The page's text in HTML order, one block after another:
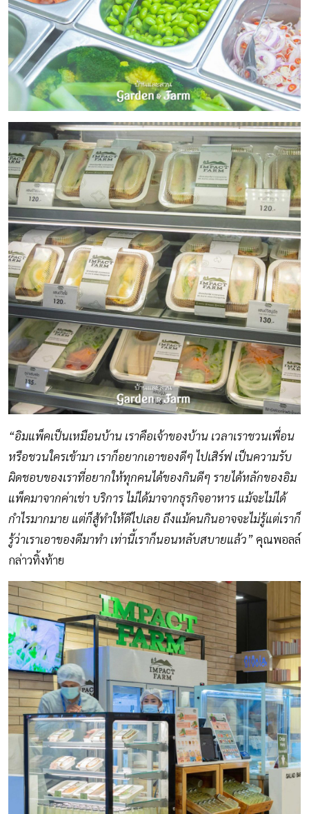
“อิมแพ็คเป็นเหมือนบ้าน เราคือเจ้าของบ้าน เวลาเราชวนเพื่อน
หรือชวนใครเข้ามา เราก็อยากเอาของดีๆ ไปเสิร์ฟ เป็นความรับ
ผิดชอบของเราที่อยากให้ทุกคนได้ของกินดีๆ รายได้หลักของอิม
แพ็คมาจากค่าเช่า บริการ ไม่ได้มาจากธุรกิจอาหาร แม้จะไม่ได้
กำไรมากมาย แต่ก็สู้ทำให้ดีไปเลย ถึงแม้คนกินอาจจะไม่รู้แต่เราก็
รู้ว่าเราเอาของดีมาทำ เท่านี้เราก็นอนหลับสบายแล้ว”คุณพอลล์
กล่าวทิ้งท้าย